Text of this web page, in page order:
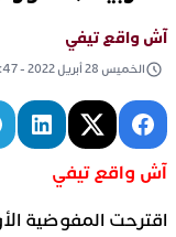
آش واقع تيفي
الخميس 28 أبريل 2022 - 10:47
آش واقع تيفي
اقترحت المفوضية